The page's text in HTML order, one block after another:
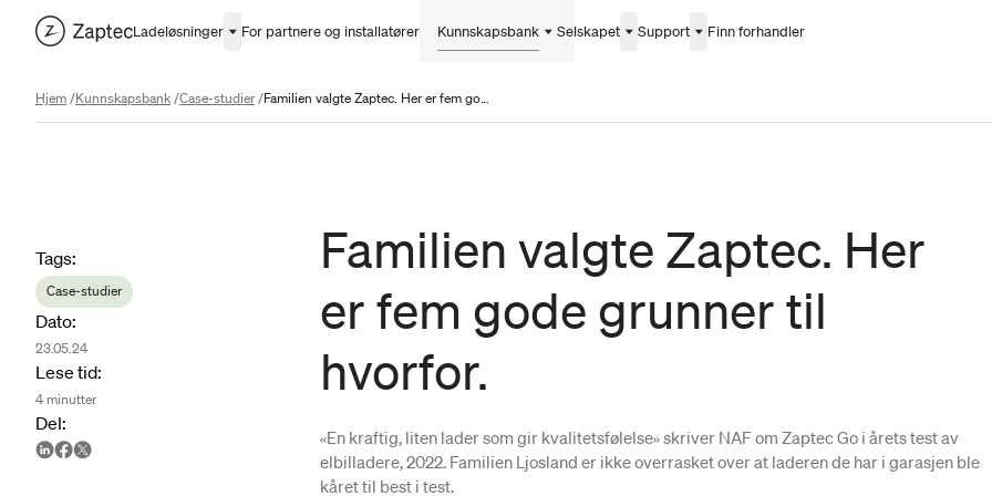
Ladeløsninger For partnere og installatører Kunnskapsbank Selskapet Support Finn forhandler
Hjem/Kunnskapsbank/Case-studier/ Familien valgte Zaptec. Her er fem gode grunner til hvorfor.
Familien valgte Zaptec. Her
er fem gode grunner til
hvorfor.
«En kraftig, liten lader som gir kvalitetsfølelse» skriver NAF om Zaptec Go i årets test av
elbilladere, 2022. Familien Ljosland er ikke overrasket over at laderen de har i garasjen ble
kåret til best i test.
Article metadata
Tags:
Case-studier
Dato:
23.05.24
Lese tid:
4 minutter
Del: